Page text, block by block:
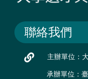
聯絡我們
主辦單位：
承辦單位：